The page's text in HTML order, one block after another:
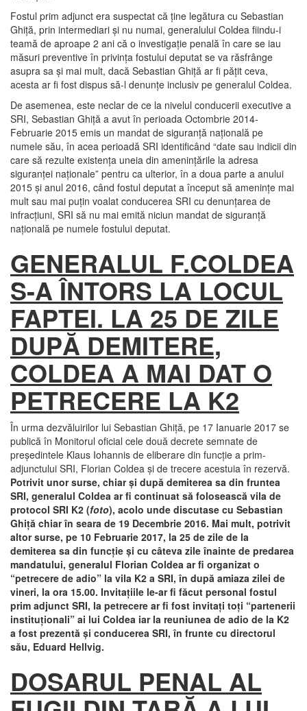
Fostul prim adjunct era suspectat că ţine legătura cu Sebastian
Ghiţă, prin intermediari şi nu numai, generalului Coldea fiindu-i
teamă de aproape 2 ani că o investigaţie penală în care se iau
măsuri preventive în privinţa fostului deputat se va răsfrânge
asupra sa şi mai mult, dacă Sebastian Ghiţă ar fi păţit ceva,
acesta ar fi fost dispus să-l denunţe inclusiv pe generalul Coldea.
De asemenea, este neclar de ce la nivelul conducerii executive a
SRI, Sebastian Ghiţă a avut în perioada Octombrie 2014-
Februarie 2015 emis un mandat de siguranţă naţională pe
numele său, în acea perioadă SRI identificând “date sau indicii din
care să rezulte existenţa uneia din ameninţările la adresa
siguranţei naţionale” pentru ca ulterior, în a doua parte a anului
2015 şi anul 2016, când fostul deputat a început să ameninţe mai
mult sau mai puţin voalat conducerea SRI cu denunţarea de
infracţiuni, SRI să nu mai emită niciun mandat de siguranţă
naţională pe numele fostului deputat.
GENERALUL F.COLDEA
S-A ÎNTORS LA LOCUL
FAPTEI. LA 25 DE ZILE
DUPĂ DEMITERE,
COLDEA A MAI DAT O
PETRECERE LA K2
În urma dezvăluirilor lui Sebastian Ghiţă, pe 17 Ianuarie 2017 se
publică în Monitorul oficial cele două decrete semnate de
preşedintele Klaus Iohannis de eliberare din funcţie a prim-
adjunctului SRI, Florian Coldea şi de trecere acestuia în rezervă.
Potrivit unor surse, chiar şi după demiterea sa din fruntea
SRI, generalul Coldea ar fi continuat să folosească vila de
protocol SRI K2 (foto), acolo unde discutase cu Sebastian
Ghiţă chiar în seara de 19 Decembrie 2016. Mai mult, potrivit
altor surse, pe 10 Februarie 2017, la 25 de zile de la
demiterea sa din funcţie şi cu câteva zile înainte de predarea
mandatului, generalul Florian Coldea ar fi organizat o
“petrecere de adio” la vila K2 a SRI, în după amiaza zilei de
vineri, la ora 15.00. Invitaţiile le-ar fi făcut personal fostul
prim adjunct SRI, la petrecere ar fi fost invitaţi toţi “partenerii
instituţionali” ai lui Coldea iar la reuniunea de adio de la K2
a fost prezentă şi conducerea SRI, în frunte cu directorul
său, Eduard Hellvig.
DOSARUL PENAL AL